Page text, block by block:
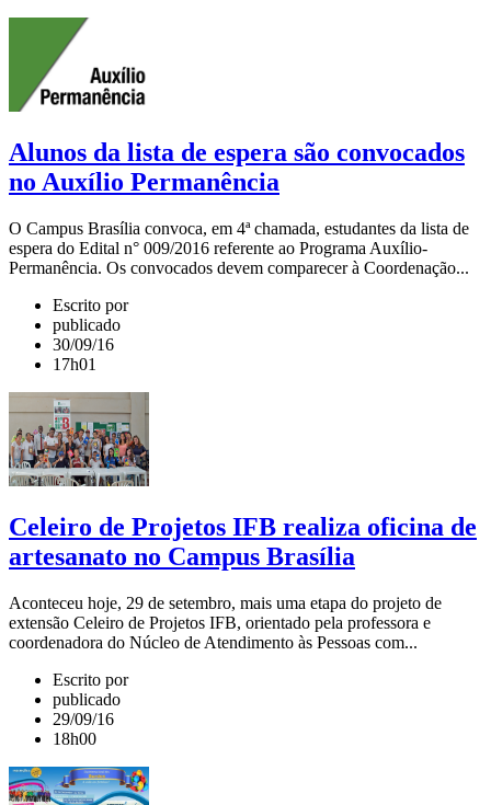
Alunos da lista de espera são convocados
no Auxílio Permanência
O Campus Brasília convoca, em 4ª chamada, estudantes da lista de
espera do Edital n° 009/2016 referente ao Programa Auxílio-
Permanência. Os convocados devem comparecer à Coordenação...
Escrito por
publicado
30/09/16
17h01
Celeiro de Projetos IFB realiza oficina de
artesanato no Campus Brasília
Aconteceu hoje, 29 de setembro, mais uma etapa do projeto de
extensão Celeiro de Projetos IFB, orientado pela professora e
coordenadora do Núcleo de Atendimento às Pessoas com...
Escrito por
publicado
29/09/16
18h00